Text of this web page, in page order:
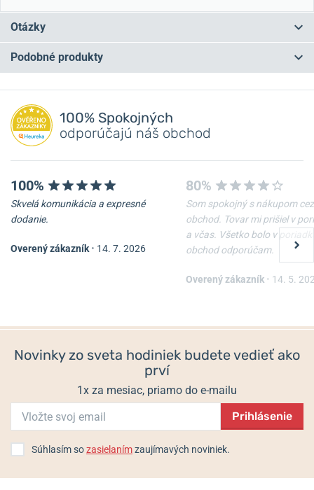
Otázky
Máte otázku? Zanechajte nám komentár
Pridať dotaz
Podobné produkty
Puzdro hodiniek Helveti
Kožené cestovné puzdro
100% Spokojných
odporúčajú náš obchod
100%
Skvelá komunikácia a expresné
dodanie.
Overený zákazník • 14. 7. 2026
80%
Som spokojný s nákupom cez
obchod. Tovar mi prišiel v
a včas. Všetko bolo v
obchod odporúčam.
Overený zákazník • 14. 5.
Novinky zo sveta hodiniek budete vedieť ako
prví
1x za mesiac, priamo do e-mailu
Prihlásenie
Súhlasím sozasielanímzaujímavých noviniek.